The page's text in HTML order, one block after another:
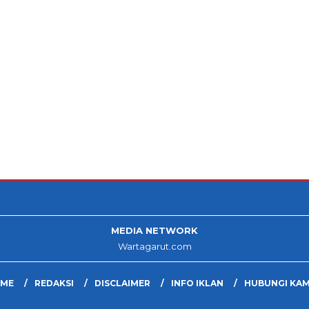
MEDIA NETWORK
Wartagarut.com
REDAKSI DISCLAIMER INFO IKLAN HUBUNGI